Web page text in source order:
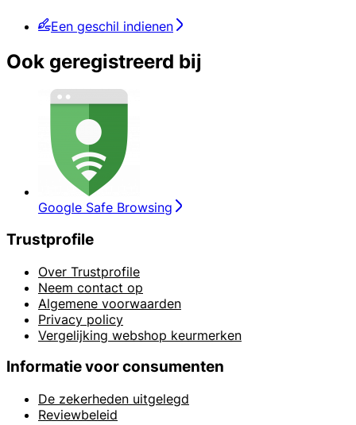
Een geschil indienen
Ook geregistreerd bij
Google Safe Browsing
Trustprofile
Over Trustprofile
Neem contact op
Algemene voorwaarden
Privacy policy
Vergelijking webshop keurmerken
Informatie voor consumenten
De zekerheden uitgelegd
Reviewbeleid